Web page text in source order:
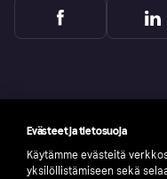
Evästeet ja tietosuoja
Käytämme evästeitä
yksilöllistämiseen sekä